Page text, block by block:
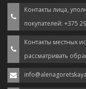
Контакты лица,
покупателей: +375
Контакты местных
рассматривать